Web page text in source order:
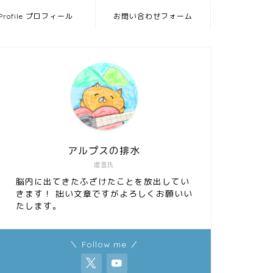
プロフィール お問い合わせフォーム
虚言氏
アルプスの排水
脳内に出てきたふざけたことを放出してい
きます！ 拙い文章ですがよろしくお願いい
たします。
＼ Follow me ／